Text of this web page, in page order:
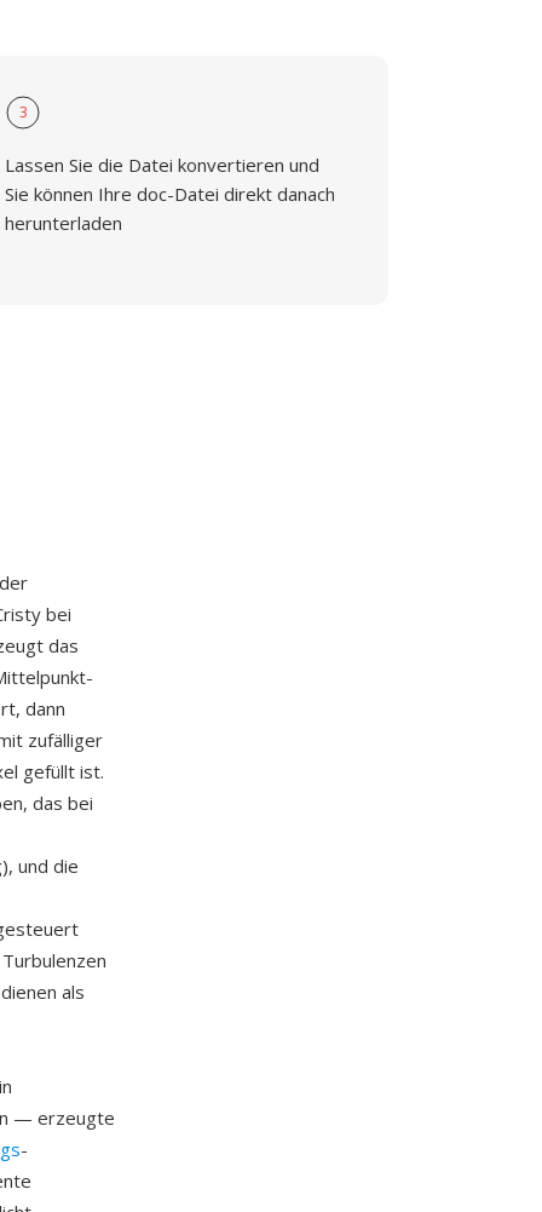
3
Lassen Sie die Datei konvertieren und
Sie können Ihre doc-Datei direkt danach
herunterladen
bei
das
dann
zufälliger
gefüllt ist.
das bei
und die
als
— erzeugte
-